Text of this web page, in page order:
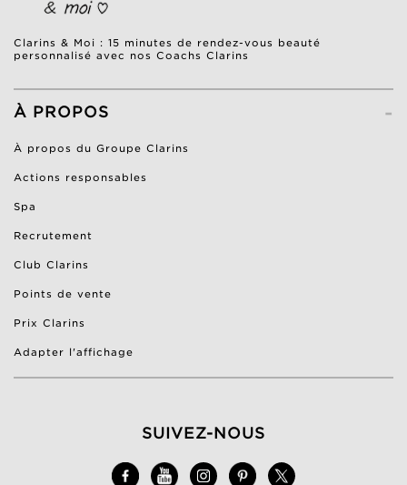
Clarins & Moi : 15 minutes de rendez-vous beauté
personnalisé avec nos Coachs Clarins
-
À PROPOS
À propos du Groupe Clarins
Actions responsables
Spa
Recrutement
Club Clarins
Points de vente
Prix Clarins
Adapter l'affichage
SUIVEZ-NOUS